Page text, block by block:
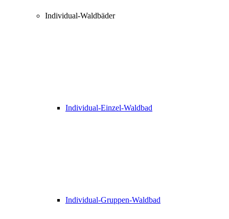
Individual-Waldbäder
Individual-Einzel-Waldbad
Individual-Gruppen-Waldbad